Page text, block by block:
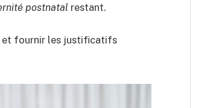
postnatal restant.
et fournir les justificatifs